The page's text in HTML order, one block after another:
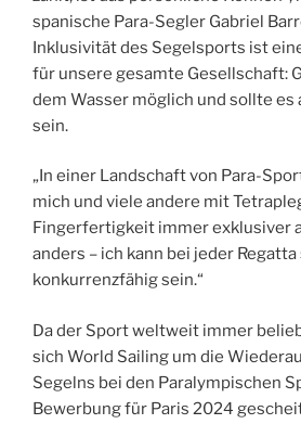
spanische Para-Segler Gabriel
Inklusivität des Segelsports ist
für unsere gesamte Gesellschaft:
dem Wasser möglich und sollte es
sein.
„In einer Landschaft von Para-
mich und viele andere mit
Fingerfertigkeit immer exklusiver
anders – ich kann bei jeder
konkurrenzfähig sein.“
Da der Sport weltweit immer
sich World Sailing um die
Segelns bei den Paralympischen
Bewerbung für Paris 2024